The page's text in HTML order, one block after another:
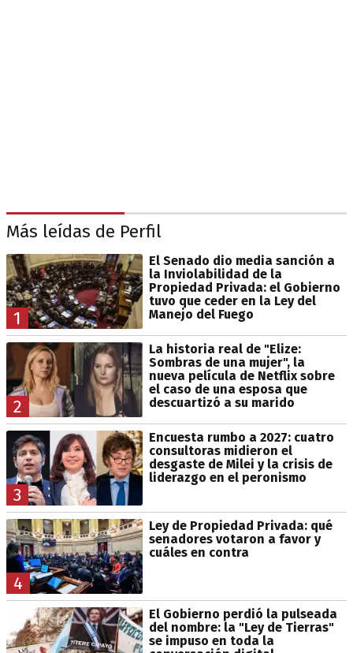
Más leídas de Perfil
1
El Senado dio media sanción a
la Inviolabilidad de la
Propiedad Privada: el Gobierno
tuvo que ceder en la Ley del
Manejo del Fuego
2
La historia real de "Elize:
Sombras de una mujer", la
nueva película de Netflix sobre
el caso de una esposa que
descuartizó a su marido
3
Encuesta rumbo a 2027: cuatro
consultoras midieron el
desgaste de Milei y la crisis de
liderazgo en el peronismo
4
Ley de Propiedad Privada: qué
senadores votaron a favor y
cuáles en contra
El Gobierno perdió la pulseada
del nombre: la "Ley de Tierras"
se impuso en toda la